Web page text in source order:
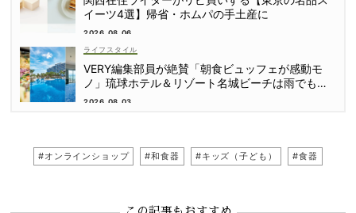
イーツ4選】帰省・ホムパの手土産に
2026.08.06
ライフスタイル
VERY編集部員が絶賛「朝食ビュッフェが感動モ
ノ」琉球ホテル＆リゾート名城ビーチは雨でも遊
び尽くせる！
2026.08.03
#オンラインショップ #和食器 #キッズ（子ども） #食器